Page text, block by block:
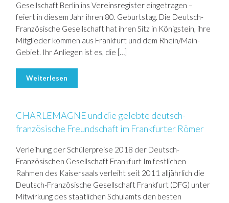
Gesellschaft Berlin ins Vereinsregister eingetragen –
feiert in diesem Jahr ihren 80. Geburtstag. Die Deutsch-
Französische Gesellschaft hat ihren Sitz in Königstein, ihre
Mitglieder kommen aus Frankfurt und dem Rhein/Main-
Gebiet. Ihr Anliegen ist es, die […]
Weiterlesen
CHARLEMAGNE und die gelebte deutsch-
französische Freundschaft im Frankfurter Römer
Verleihung der Schülerpreise 2018 der Deutsch-
Französischen Gesellschaft Frankfurt Im festlichen
Rahmen des Kaisersaals verleiht seit 2011 alljährlich die
Deutsch-Französische Gesellschaft Frankfurt (DFG) unter
Mitwirkung des staatlichen Schulamts den besten